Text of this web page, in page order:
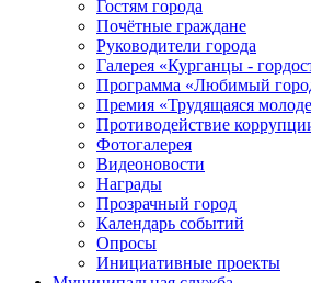
Гостям города
Почётные граждане
Руководители города
Галерея «Курганцы -
Программа «Любимый
Премия «Трудящаяся
Противодействие
Фотогалерея
Видеоновости
Награды
Прозрачный город
Календарь событий
Опросы
Инициативные проекты